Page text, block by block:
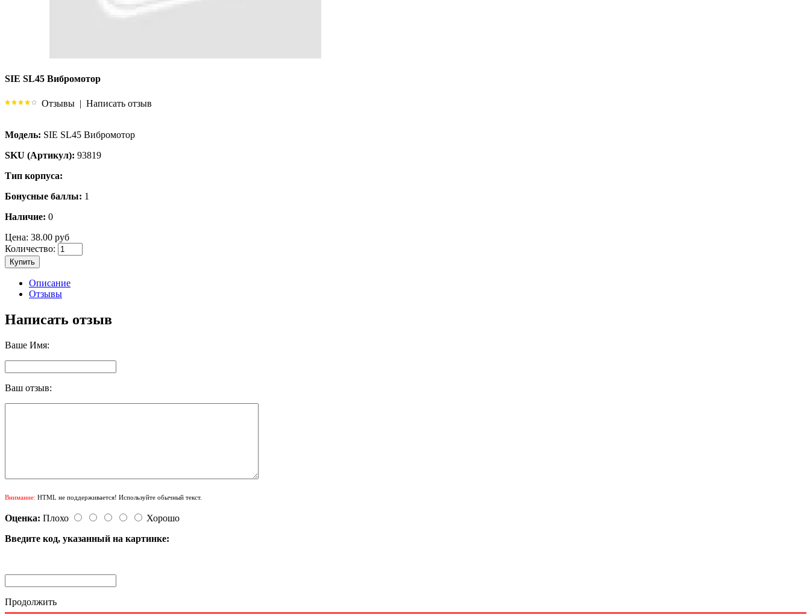
SIE SL45 Вибромотор
Отзывы | Написать отзыв
Модель: SIE SL45 Вибромотор
SKU (Артикул): 93819
Тип корпуса:
Бонусные баллы: 1
Наличие: 0
Цена: 38.00 руб
Количество:
Купить
Описание
Отзывы
Написать отзыв
Ваше Имя:
Ваш отзыв:
Внимание: HTML не поддерживается! Используйте обычный текст.
Оценка: Плохо
Хорошо
Введите код, указанный на картинке:
Продолжить